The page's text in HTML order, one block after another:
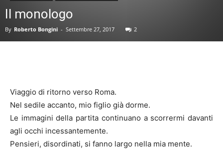
Il monologo
By Roberto Bongini - Settembre 27, 2017 2
Viaggio di ritorno verso Roma.
Nel sedile accanto, mio figlio già dorme.
Le immagini della partita continuano a scorrermi davanti
agli occhi incessantemente.
Pensieri, disordinati, si fanno largo nella mia mente.